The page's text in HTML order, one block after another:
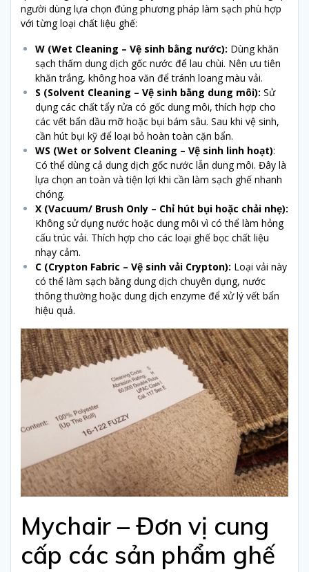
người dùng lựa chọn đúng phương pháp làm sạch phù hợp
với từng loại chất liệu ghế:
W (Wet Cleaning – Vệ sinh bằng nước): Dùng khăn
sạch thấm dung dịch gốc nước để lau chùi. Nên ưu tiên
khăn trắng, không hoa văn để tránh loang màu vải.
S (Solvent Cleaning – Vệ sinh bằng dung môi): Sử
dụng các chất tẩy rửa có gốc dung môi, thích hợp cho
các vết bẩn dầu mỡ hoặc bụi bám sâu. Sau khi vệ sinh,
cần hút bụi kỹ để loại bỏ hoàn toàn cặn bẩn.
WS (Wet or Solvent Cleaning – Vệ sinh linh hoạt):
Có thể dùng cả dung dịch gốc nước lẫn dung môi. Đây là
lựa chọn an toàn và tiện lợi khi cần làm sạch ghế nhanh
chóng.
X (Vacuum/ Brush Only – Chỉ hút bụi hoặc chải nhẹ):
Không sử dụng nước hoặc dung môi vì có thể làm hỏng
cấu trúc vải. Thích hợp cho các loại ghế bọc chất liệu
nhạy cảm.
C (Crypton Fabric – Vệ sinh vải Crypton): Loại vải này
có thể làm sạch bằng dung dịch chuyên dụng, nước
thông thường hoặc dung dịch enzyme để xử lý vết bẩn
hiệu quả.
Mychair – Đơn vị cung
cấp các sản phẩm ghế